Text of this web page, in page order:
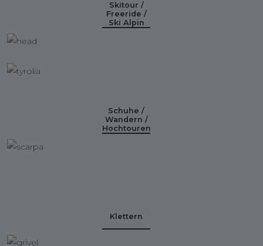
Skitour /
Freeride /
Ski Alpin
Schuhe /
Wandern /
Hochtouren
Klettern